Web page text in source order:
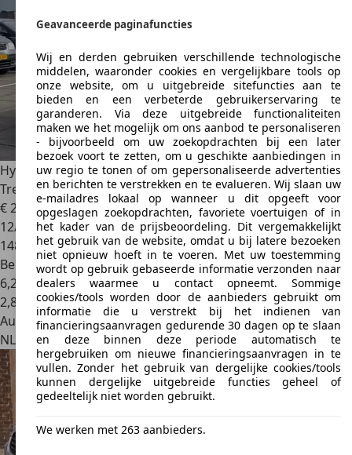
Hyundai ACCENT €2850,-1.4i Dynamic Apk 2027 Airco
Trekhaak Nap
€ 2.850
12/2006
148.959 km
Benzine
6,2 l/100 km (gem.)
2,8
Autobedrijf
NL 3047 ACRotterdam
Geavanceerde paginafuncties
Wij en derden gebruiken verschillende technologische
middelen, waaronder cookies en vergelijkbare tools op
onze website, om u uitgebreide sitefuncties aan te
bieden en een verbeterde gebruikerservaring te
garanderen. Via deze uitgebreide functionaliteiten
maken we het mogelijk om ons aanbod te personaliseren
- bijvoorbeeld om uw zoekopdrachten bij een later
bezoek voort te zetten, om u geschikte aanbiedingen in
uw regio te tonen of om gepersonaliseerde advertenties
en berichten te verstrekken en te evalueren. Wij slaan uw
e-mailadres lokaal op wanneer u dit opgeeft voor
opgeslagen zoekopdrachten, favoriete voertuigen of in
het kader van de prijsbeoordeling. Dit vergemakkelijkt
het gebruik van de website, omdat u bij latere bezoeken
niet opnieuw hoeft in te voeren. Met uw toestemming
wordt op gebruik gebaseerde informatie verzonden naar
dealers waarmee u contact opneemt. Sommige
cookies/tools worden door de aanbieders gebruikt om
informatie die u verstrekt bij het indienen van
financieringsaanvragen gedurende 30 dagen op te slaan
en deze binnen deze periode automatisch te
hergebruiken om nieuwe financieringsaanvragen in te
vullen. Zonder het gebruik van dergelijke cookies/tools
kunnen dergelijke uitgebreide functies geheel of
gedeeltelijk niet worden gebruikt.
We werken met 263 aanbieders.